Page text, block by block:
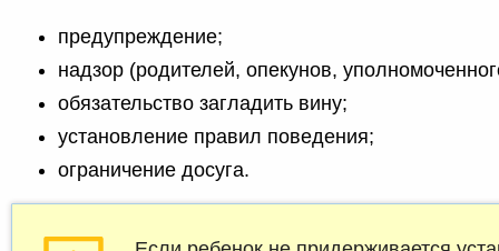
предупреждение;
надзор (родителей, опекунов,
обязательство загладить вину;
установление правил поведения;
ограничение досуга.